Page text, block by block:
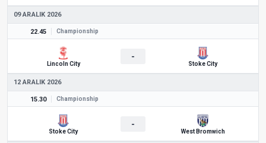
09 ARALIK 2026
22.45 Championship
Lincoln City
-
Stoke City
12 ARALIK 2026
15.30 Championship
Stoke City
-
West Bromwich